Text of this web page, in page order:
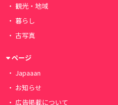
観光・地域
暮らし
古写真
ページ
Japaaan
お知らせ
広告掲載について